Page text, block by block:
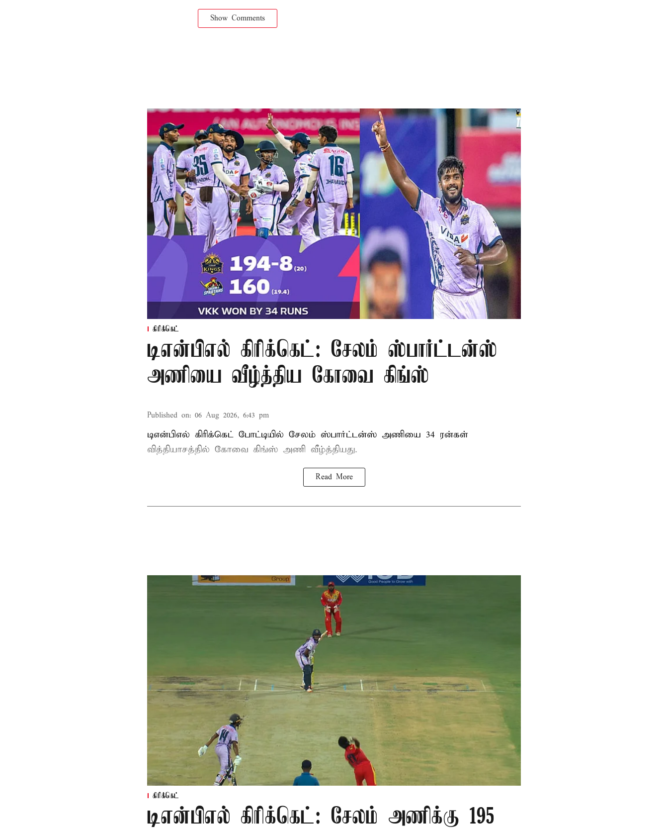
Show Comments
கிரிக்கெட்
டிஎன்பிஎல் கிரிக்கெட்: சேலம் ஸ்பார்ட்டன்ஸ்
அணியை வீழ்த்திய கோவை கிங்ஸ்
Published on: 06 Aug 2026, 6:43 pm
டிஎன்பிஎல் கிரிக்கெட் போட்டியில் சேலம் ஸ்பார்ட்டன்ஸ் அணியை 34 ரன்கள்
வித்தியாசத்தில் கோவை கிங்ஸ் அணி வீழ்த்தியது.
Read More
கிரிக்கெட்
டிஎன்பிஎல் கிரிக்கெட்: சேலம் அணிக்கு 195